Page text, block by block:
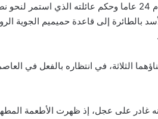
وأنهى هذا الخروج الدرامي حكمه الذي دام 24 عاما وحكم
13 عاما”، وتوجه الأسد بالطائرة إلى قاعدة حميميم
غادر على عجل، إذ ظهرت الأطعمة